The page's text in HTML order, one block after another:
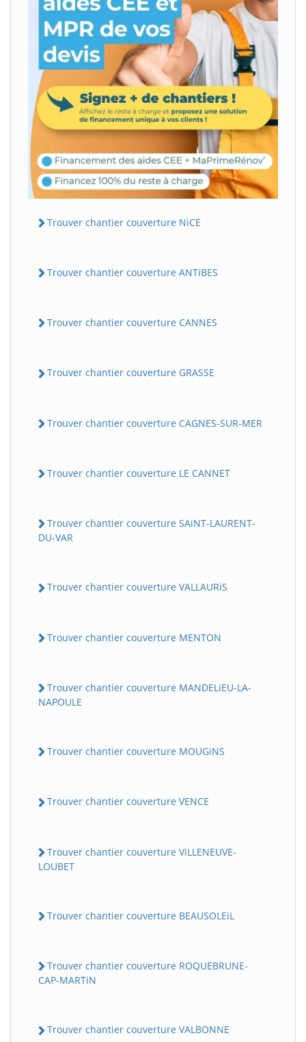
Trouver chantier couverture NiCE
Trouver chantier couverture ANTiBES
Trouver chantier couverture CANNES
Trouver chantier couverture GRASSE
Trouver chantier couverture CAGNES-SUR-MER
Trouver chantier couverture LE CANNET
Trouver chantier couverture SAiNT-LAURENT-
DU-VAR
Trouver chantier couverture VALLAURiS
Trouver chantier couverture MENTON
Trouver chantier couverture MANDELiEU-LA-
NAPOULE
Trouver chantier couverture MOUGiNS
Trouver chantier couverture VENCE
Trouver chantier couverture ViLLENEUVE-
LOUBET
Trouver chantier couverture BEAUSOLEiL
Trouver chantier couverture ROQUEBRUNE-
CAP-MARTiN
Trouver chantier couverture VALBONNE